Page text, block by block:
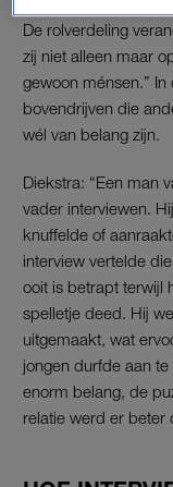
De rolverdeling
zij niet alleen maar
gewoon ménsen.”
bovendrijven die
wél van belang zijn.
Diekstra: “Een man
vader interviewen.
knuffelde of
interview vertelde
ooit is betrapt terwijl
spelletje deed. Hij
uitgemaakt, wat
jongen durfde aan
enorm belang, de
relatie werd er beter